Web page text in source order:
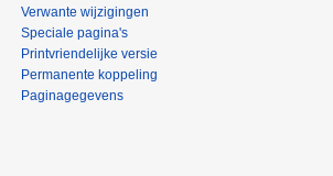
Verwante wijzigingen
Speciale pagina's
Printvriendelijke versie
Permanente koppeling
Paginagegevens